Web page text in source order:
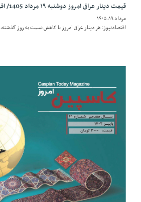
قیمت دینار عراق امروز دوشنبه ۱۹ مرداد 1405/ افزایش قیمت دینار
مرداد ۱۹, ۱۴۰۵
اقتصادنیوز: هر دینار عراق امروز با کاهش نسبت به روز گذشته، 141 تومان نرخ‌گذاری شد.